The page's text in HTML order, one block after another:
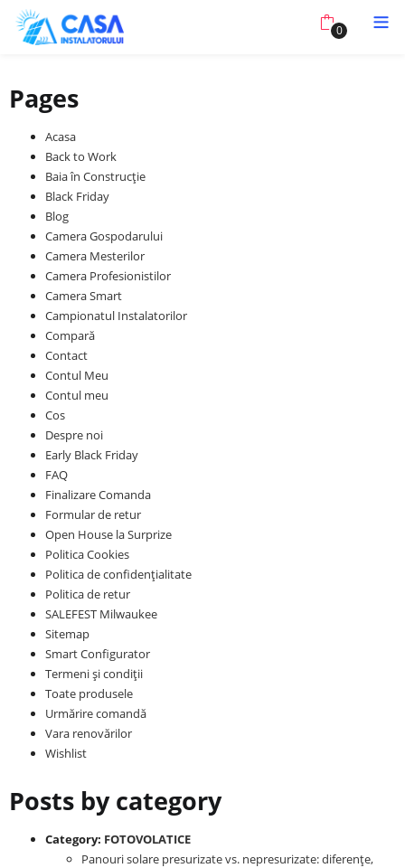
0
Pages
Acasa
Back to Work
Baia în Construcție
Black Friday
Blog
Camera Gospodarului
Camera Mesterilor
Camera Profesionistilor
Camera Smart
Campionatul Instalatorilor
Compară
Contact
Contul Meu
Contul meu
Cos
Despre noi
Early Black Friday
FAQ
Finalizare Comanda
Formular de retur
Open House la Surprize
Politica Cookies
Politica de confidențialitate
Politica de retur
SALEFEST Milwaukee
Sitemap
Smart Configurator
Termeni și condiții
Toate produsele
Urmărire comandă
Vara renovărilor
Wishlist
Posts by category
Category: FOTOVOLATICE
Panouri solare presurizate vs. nepresurizate: diferențe,